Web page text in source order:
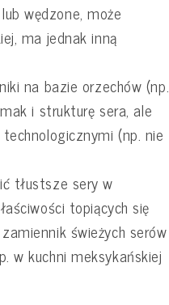
wędzone, może
ma jednak inną
na bazie orzechów (np.
i strukturę sera, ale
(np. nie
tłustsze sery w
topiących się
świeżych serów
w kuchni meksykańskiej